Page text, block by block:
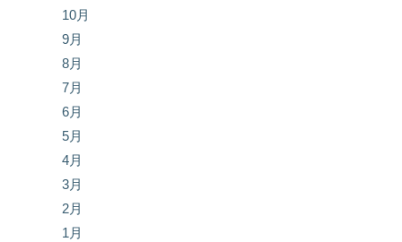
10月
9月
8月
7月
6月
5月
4月
3月
2月
1月